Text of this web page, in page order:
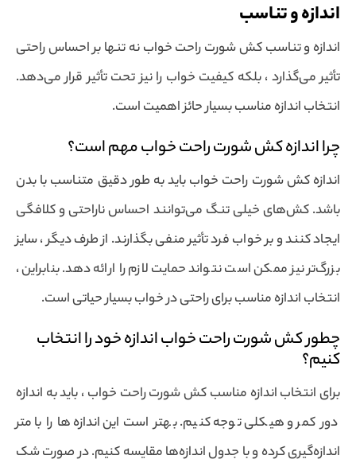
اندازه و تناسب
اندازه و تناسب کش شورت راحت خواب نه تنها بر احساس راحتی
تأثیر می‌گذارد ، بلکه کیفیت خواب را نیز تحت تأثیر قرار می‌دهد.
انتخاب اندازه مناسب بسیار حائز اهمیت است.
چرا اندازه کش شورت راحت خواب مهم است؟
اندازه کش شورت راحت خواب باید به طور دقیق متناسب با بدن
باشد. کش‌‌های خیلی تنگ می‌توانند احساس ناراحتی و کلافگی
ایجاد کنند و بر خواب فرد تأثیر منفی بگذارند. از طرف دیگر ، سایز
بزرگ‌تر نیز ممکن است نتواند حمایت لازم را ارائه دهد. بنابراین ،
انتخاب اندازه مناسب برای راحتی در خواب بسیار حیاتی است.
چطور کش شورت راحت خواب اندازه خود را انتخاب
کنیم؟
برای انتخاب اندازه مناسب کش شورت راحت خواب ، باید به اندازه
دور کمر و هیکلی توجه کنیم. بهتر است این اندازه‌ها را با متر
اندازه‌گیری کرده و با جدول اندازه‌ها مقایسه کنیم. در صورت شک